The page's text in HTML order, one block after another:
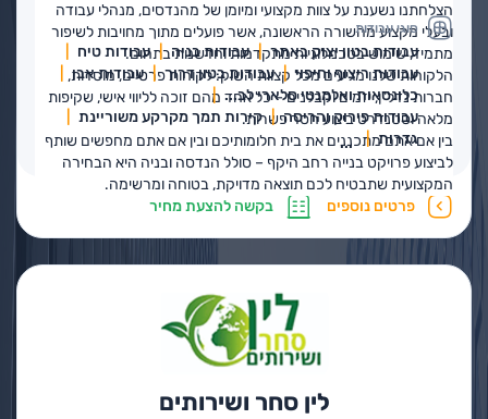
הצלחתנו נשענת על צוות מקצועי ומיומן של מהנדסים, מנהלי עבודה
ובעלי מקצוע מהשורה הראשונה, אשר פועלים מתוך מחויבות לשיפור
מתמיד, שימוש בטכנולוגיות מתקדמות וחדשנות בתחום.
הלקוחות שלנו מגיעים מכל קצוות השוק: לקוחות פרטיים, מוסדות,
חברות נדל"ן, יזמים וקבלנים – כל אחד מהם זוכה לליווי אישי, שקיפות
מלאה וסטנדרט ביצוע חסר פשרות.
בין אם אתם מתכננים את בית חלומותיכם ובין אם אתם מחפשים שותף
לביצוע פרויקט בנייה רחב היקף – סולל הנדסה ובניה היא הבחירה
המקצועית שתבטיח לכם תוצאה מדויקת, בטוחה ומרשימה.
סוגי עבודות
עבודות בטון יצוק באתר עבודות בניה
עבודות טיח
עבודות ריצוף וחיפוי
עבודות בטון דרוך
עבודות אבן
כלונסאות ואלמנטי סלארי לב...
עבודות פירוק והריסה
קירות תמך מקרקע משוריינת
גדרות
...
פרטים נוספים בקשה להצעת מחיר
לין סחר ושירותים